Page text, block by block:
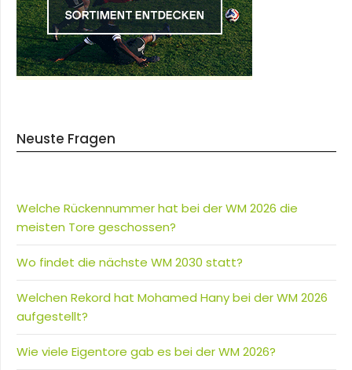
Neuste Fragen
Welche Rückennummer hat bei der WM 2026 die
meisten Tore geschossen?
Wo findet die nächste WM 2030 statt?
Welchen Rekord hat Mohamed Hany bei der WM 2026
aufgestellt?
Wie viele Eigentore gab es bei der WM 2026?